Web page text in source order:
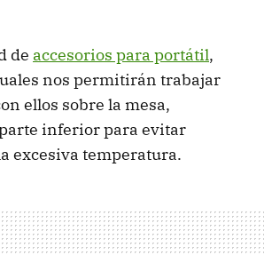
de accesorios para portátil,
nos permitirán trabajar
ellos sobre la mesa,
inferior para evitar
excesiva temperatura.